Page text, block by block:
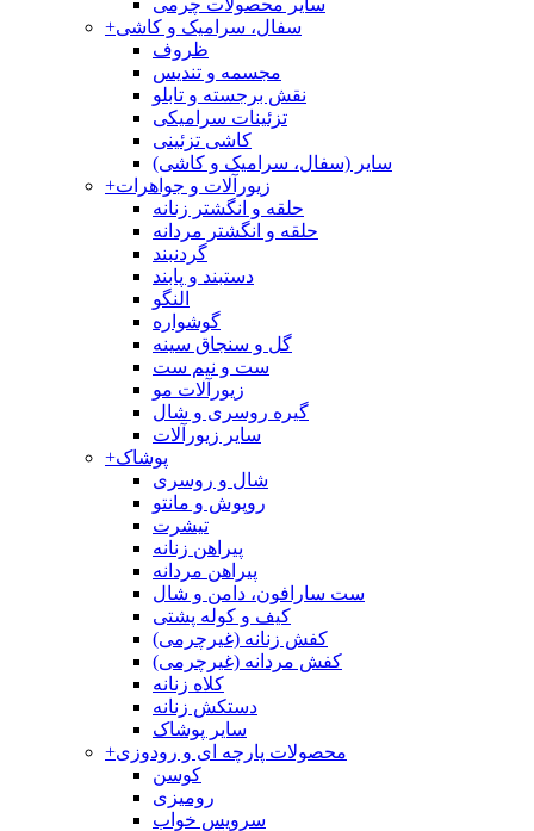
سایر محصولات چرمی
+سفال، سرامیک و کاشی
ظروف
مجسمه و تندیس
نقش برجسته و تابلو
تزئینات سرامیکی
کاشی تزئینی
سایر (سفال، سرامیک و کاشی)
+زیورآلات و جواهرات
حلقه و انگشتر زنانه
حلقه و انگشتر مردانه
گردنبند
دستبند و پابند
النگو
گوشواره
گل و سنجاق سینه
ست و نیم ست
زیورآلات مو
گیره روسری و شال
سایر زیورآلات
+پوشاک
شال و روسری
روپوش و مانتو
تیشرت
پیراهن زنانه
پیراهن مردانه
ست سارافون، دامن و شال
کیف و کوله پشتی
کفش زنانه (غیرچرمی)
کفش مردانه (غیرچرمی)
کلاه زنانه
دستکش زنانه
سایر پوشاک
+محصولات پارچه ای و رودوزی
کوسن
رومیزی
سرویس خواب